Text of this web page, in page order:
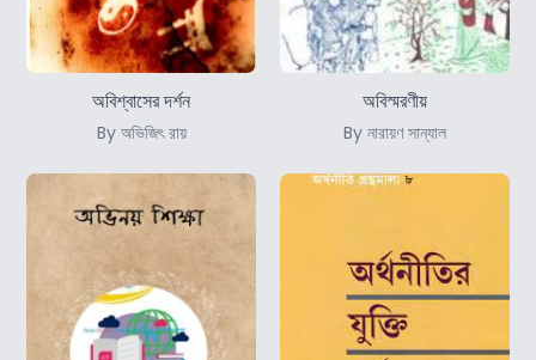
অবিশ্বাসের দর্শন
By অভিজিৎ রায়
অবিস্মরণীয়
By নারায়ণ সান্যাল